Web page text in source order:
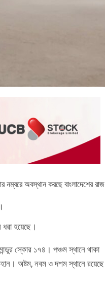
অবস্থান করছে বাংলাদেশের
হয়েছে।
স্কোর ১৭৪। পঞ্চম স্থানে থাকা
অষ্টম, নবম ও দশম স্থানে রয়েছে